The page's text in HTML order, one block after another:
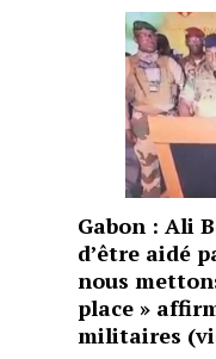
Gabon : Ali
d’être aidé
nous
place »
militaires